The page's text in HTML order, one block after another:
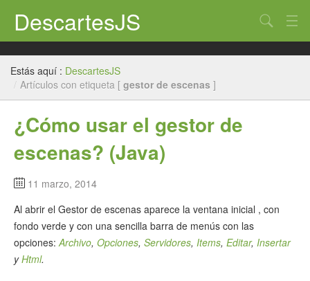
DescartesJS
Inicio
Descartes
Paneles
Buscar
Estás aquí : DescartesJS
/ Artículos con etiqueta [ gestor de escenas ]
¿Cómo usar el gestor de
escenas? (Java)
11 marzo, 2014
Al abrir el Gestor de escenas aparece la ventana inicial , con
fondo verde y con una sencilla barra de menús con las
opciones:Archivo, Opciones, Servidores, Items, Editar, Insertar
yHtml.